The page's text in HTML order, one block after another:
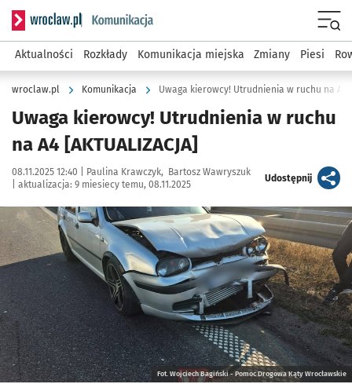
Serwis informacyjny wroclaw.pl podserwis: Komunikacja
Aktualności Rozkłady Komunikacja miejska Zmiany Piesi
wroclaw.pl Komunikacja Uwaga kierowcy! Utrudnienia w ruchu na A4
Uwaga kierowcy! Utrudnienia w ruchu
na A4 [AKTUALIZACJA]
Data publikacji:
08.11.2025 12:40 | Autor:
Paulina Krawczyk
Bartosz Wawryszuk
aktualizacja: 9 miesiecy temu, 08.11.2025
Udostępnijartykuł
Kliknij, aby powiększyć
Fot. Wojciech Bagiński - Pomoc Drogowa Kąty Wrocławskie